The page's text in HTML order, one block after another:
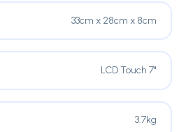
33cm x 28cm x 8cm
LCD Touch 7''
3.7kg